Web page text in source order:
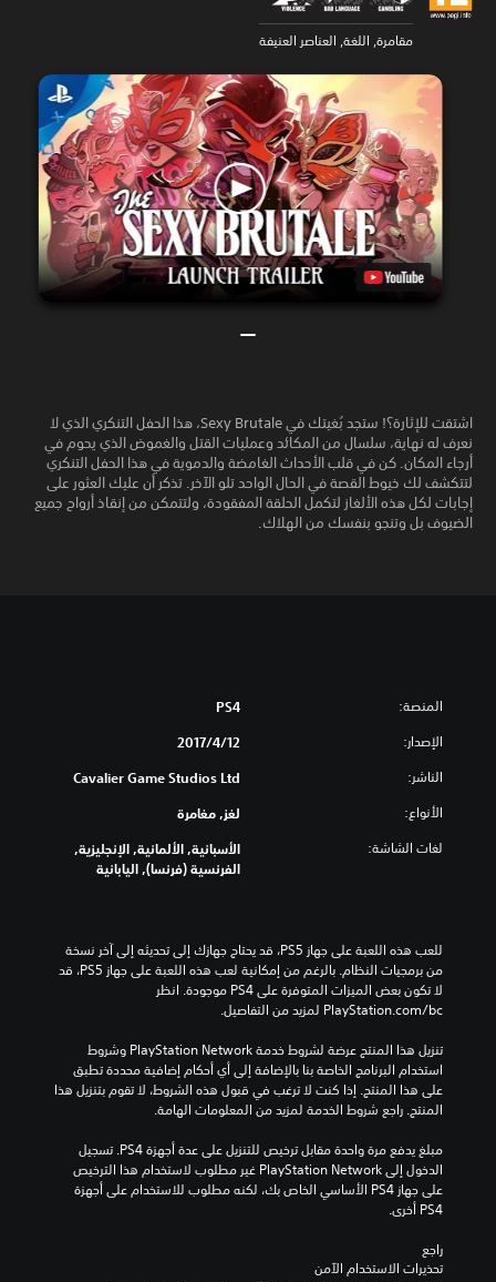
مقامرة, اللغة, العناصر العنيفة
اشتقت للإثارة؟! ستجد بُغيتك في Sexy Brutale، هذا الحفل التنكري الذي لا
نعرف له نهاية، سلسال من المكائد وعمليات القتل والغموض الذي يحوم في
أرجاء المكان. كن في قلب الأحداث الغامضة والدموية في هذا الحفل التنكري
لتتكشف لك خيوط القصة في الحال الواحد تلو الآخر. تذكر أن عليك العثور على
إجابات لكل هذه الألغاز لتكمل الحلقة المفقودة، ولتتمكن من إنقاذ أرواح جميع
الضيوف بل وتنجو بنفسك من الهلاك.
المنصة: PS4
الإصدار: 12‏/4‏/2017
الناشر: Cavalier Game Studios Ltd
الأنواع: لغز, مغامرة
لغات الشاشة:
الأسبانية, الألمانية, الإنجليزية,
الفرنسية (فرنسا), اليابانية
‎PlayStation.com/bc لمزيد من التفاصيل.
المنتج. راجع شروط الخدمة لمزيد من المعلومات الهامة.
PS4 أخرى.
راجع
تحذيرات الاستخدام الآمن